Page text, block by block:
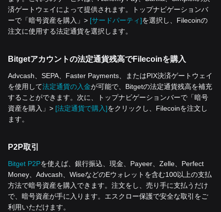
済ゲートウェイによって提供されます。トップナビゲーションバ
ーで「暗号資産を‌購入」> [サードパーティ]を選択し、Filecoinの
注文に使用する法定通貨を選択します。
Bitgetアカウントの法定通貨残高でFilecoinを購入
Advcash、SEPA、Faster Payments、またはPIX決済ゲートウェイ
を使用して法定通貨の入金が可能で、Bitgetの法定通貨残高を補充
することができます。次に、トップナビゲーションバーで「暗号
資産を‌購入」> [法定通貨で購入]をクリックし、Filecoinを注文し
ます。
P2P取引
Bitget P2Pを使えば、銀行振込、現金、Payeer、Zelle、Perfect
Money、Advcash、WiseなどのEウォレットを含む100以上の支払
方法で暗号資産を購入できます。注文をし、売り手に支払うだけ
で、暗号資産が手に入ります。エスクロー保護で安全な取引をご
利用いただけます。